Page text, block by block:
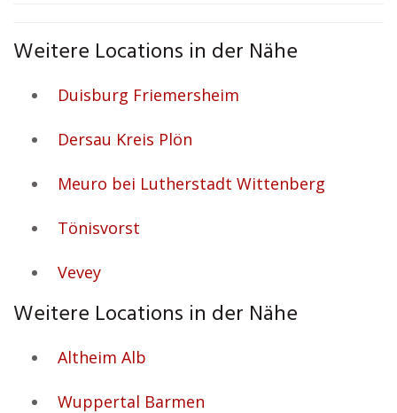
Weitere Locations in der Nähe
Duisburg Friemersheim
Dersau Kreis Plön
Meuro bei Lutherstadt Wittenberg
Tönisvorst
Vevey
Weitere Locations in der Nähe
Altheim Alb
Wuppertal Barmen